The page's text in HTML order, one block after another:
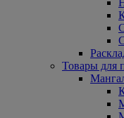
Товары для